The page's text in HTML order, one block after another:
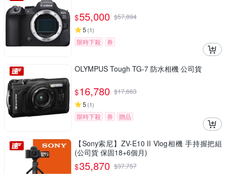
$55,000 $57,894
5 (1)
限時下殺 券
OLYMPUS Tough TG-7 防水相機 公司貨
$16,780 $17,663
5 (1)
限時下殺 券 贈品
【Sony索尼】ZV-E10 II Vlog相機 手持握把組
(公司貨 保固18+6個月)
$35,870 $37,757